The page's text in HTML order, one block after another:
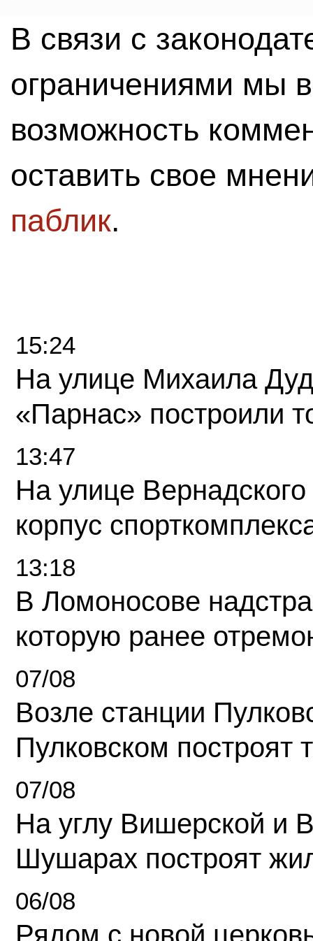
В связи с
ограничениями мы
возможность
оставить свое
паблик.
15:24
На улице Михаила
«Парнас» построили
13:47
На улице
корпус
13:18
В Ломоносове
которую ранее
07/08
Возле станции
Пулковском построят
07/08
На углу Вишерской и
Шушарах построят
06/08
Рядом с новой